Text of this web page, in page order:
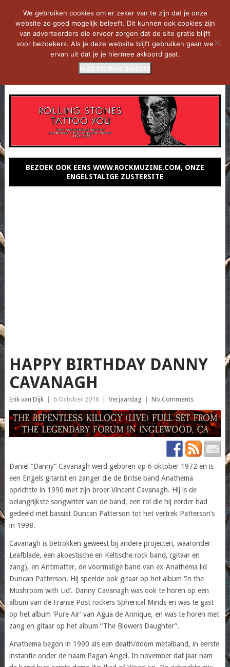
BEZOEK OOK EENS WWW.ROCKMUZINE.COM, ONZE
ENGELSTALIGE ZUSTERSITE
HAPPY BIRTHDAY DANNY
CAVANAGH
Erik van Dijk 6 October 2016 Verjaardag No Comments
Daniel “Danny” Cavanagh werd geboren op 6 oktober 1972 en is
een Engels gitarist en zanger die de Britse band Anathema
oprichtte in 1990 met zijn broer Vincent Cavanagh. Hij is de
belangrijkste songwriter van de band, een rol die hij eerder had
gedeeld met bassist Duncan Patterson tot het vertrek Patterson’s
in 1998.
Cavanagh is betrokken geweest bij andere projecten, waaronder
Leafblade, een akoestische en Keltische rock band, (gitaar en
zang), en Antimatter, de voormalige band van ex-Anathema lid
Duncan Patterson. Hij speelde ook gitaar op het album ‘In the
Mushroom with Lid’. Danny Cavanagh was ook te horen op een
album van de Franse Post rockers Spherical Minds en was te gast
op het album ‘Pure Air’ van Agua de Annique, en was te horen met
zang en gitaar op het album “The Blowers Daughter”.
Anathema begon in 1990 als een death/doom metalband, in eerste
instantie onder de naam Pagan Angel. In november dat jaar nam
We gebruiken cookies om er zeker van te zijn dat je onze
website zo goed mogelijk beleeft. Dit kunnen ook cookies zijn
van adverteerders die ervoor zorgen dat de site gratis blijft
voor bezoekers. Als je deze website blijft gebruiken gaan we
ervan uit dat je je hiermee akkoord gaat.
Ik ga hiermee akkoord